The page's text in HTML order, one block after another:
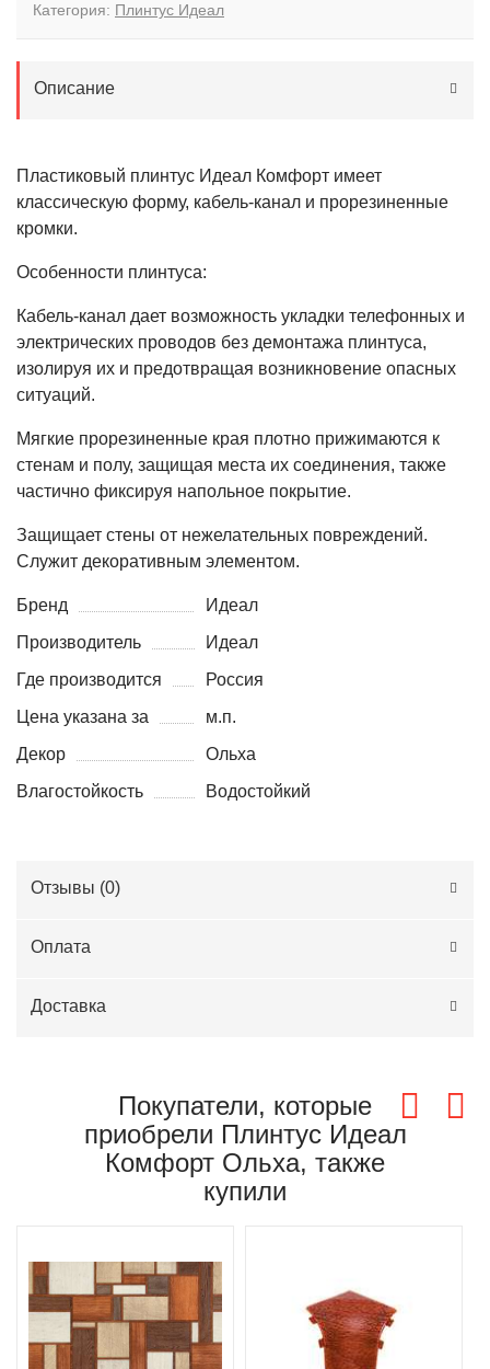
Категория: Плинтус Идеал
Описание
Пластиковый плинтус Идеал Комфорт имеет
классическую форму, кабель-канал и прорезиненные
кромки.
Особенности плинтуса:
Кабель-канал дает возможность укладки телефонных и
электрических проводов без демонтажа плинтуса,
изолируя их и предотвращая возникновение опасных
ситуаций.
Мягкие прорезиненные края плотно прижимаются к
стенам и полу, защищая места их соединения, также
частично фиксируя напольное покрытие.
Защищает стены от нежелательных повреждений.
Служит декоративным элементом.
Бренд
Идеал
Производитель
Идеал
Где производится
Россия
Цена указана за
м.п.
Декор
Ольха
Влагостойкость
Водостойкий
Отзывы (0)
Оплата
Доставка
Покупатели, которые
приобрели Плинтус Идеал
Комфорт Ольха, также
купили